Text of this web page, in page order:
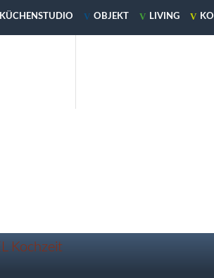
KÜCHENSTUDIO V OBJEKT V LIVING V